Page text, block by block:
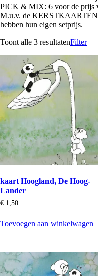
PICK & MIX: 6 voor de prijs
M.u.v. de KERSTKAARTEN
hebben hun eigen setprijs.
Filter
Toont alle 3 resultaten
kaart Hoogland, De Hoog-
Lander
€ 1,50
Toevoegen aan winkelwagen